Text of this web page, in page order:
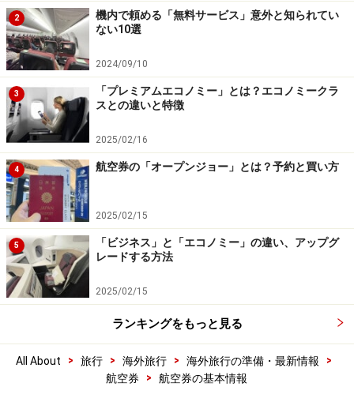
2
機内で頼める「無料サービス」意外と知られてい
ない10選
2024/09/10
3
「プレミアムエコノミー」とは？エコノミークラ
スとの違いと特徴
2025/02/16
4 航空券の「オープンジョー」とは？予約と買い方
2025/02/15
5
「ビジネス」と「エコノミー」の違い、アップグ
レードする方法
2025/02/15
ランキングをもっと見る
All About > 旅行 > 海外旅行 > 海外旅行の準備・最新情報
>
航空券
> 航空券の基本情報